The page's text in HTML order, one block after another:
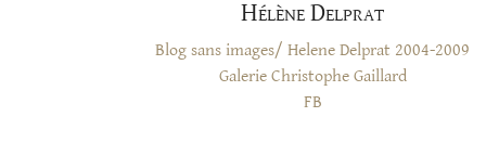
Hélène Delprat
Blog sans images/ Helene Delprat 2004-2009
Galerie Christophe Gaillard
FB